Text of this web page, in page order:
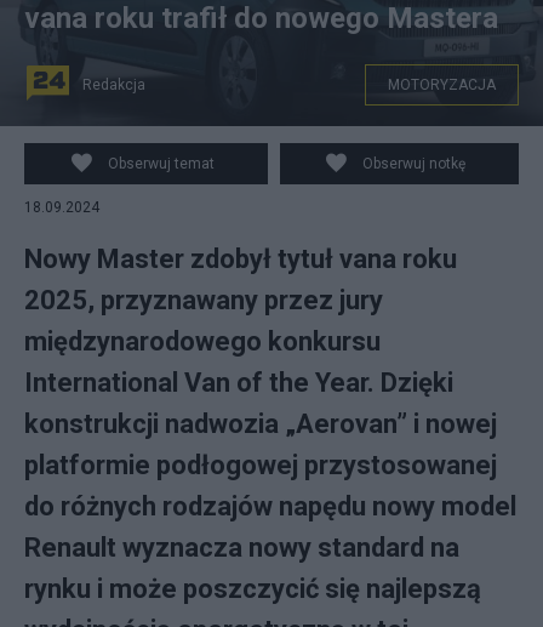
Nowy Renault Master. Źródło: Renault
vana roku trafił do nowego Mastera
Redakcja MOTORYZACJA
Obserwuj temat Obserwuj notkę
18.09.2024
Nowy Master zdobył tytuł vana roku
2025, przyznawany przez jury
międzynarodowego konkursu
International Van of the Year. Dzięki
konstrukcji nadwozia „Aerovan” i nowej
platformie podłogowej przystosowanej
do różnych rodzajów napędu nowy model
Renault wyznacza nowy standard na
rynku i może poszczycić się najlepszą